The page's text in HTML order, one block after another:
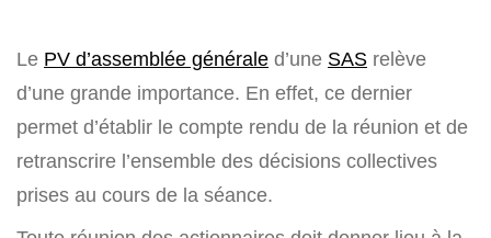
Le PV d’assemblée générale d’une SAS relève
d’une grande importance. En effet, ce dernier
permet d’établir le compte rendu de la réunion et de
retranscrire l’ensemble des décisions collectives
prises au cours de la séance.